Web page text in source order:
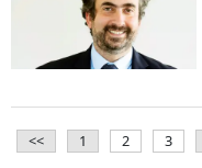
<< 1 2 3